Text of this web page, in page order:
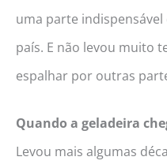
uma parte
país. E não levou muito
espalhar por outras
Quando a geladeira
Levou mais algumas